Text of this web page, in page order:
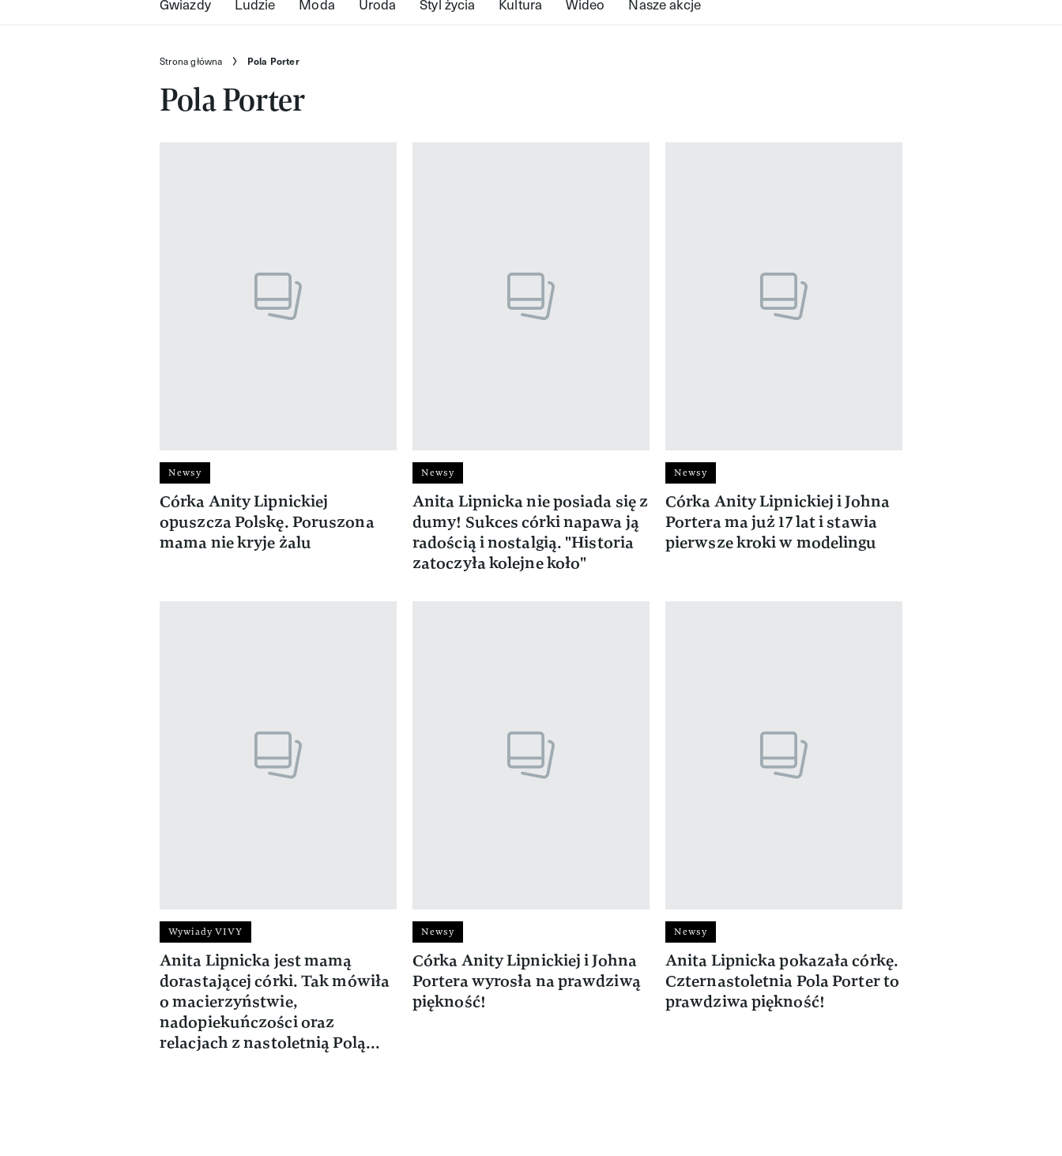
Strona główna Pola Porter
Pola Porter
Newsy
Córka Anity Lipnickiej
opuszcza Polskę. Poruszona
mama nie kryje żalu
Newsy
Anita Lipnicka nie posiada się z
dumy! Sukces córki napawa ją
radością i nostalgią. "Historia
zatoczyła kolejne koło"
Newsy
Córka Anity Lipnickiej i Johna
Portera ma już 17 lat i stawia
pierwsze kroki w modelingu
Wywiady VIVY
Anita Lipnicka jest mamą
dorastającej córki. Tak mówiła
o macierzyństwie,
nadopiekuńczości oraz
relacjach z nastoletnią Polą...
Newsy
Córka Anity Lipnickiej i Johna
Portera wyrosła na prawdziwą
piękność!
Newsy
Anita Lipnicka pokazała córkę.
Czternastoletnia Pola Porter to
prawdziwa piękność!